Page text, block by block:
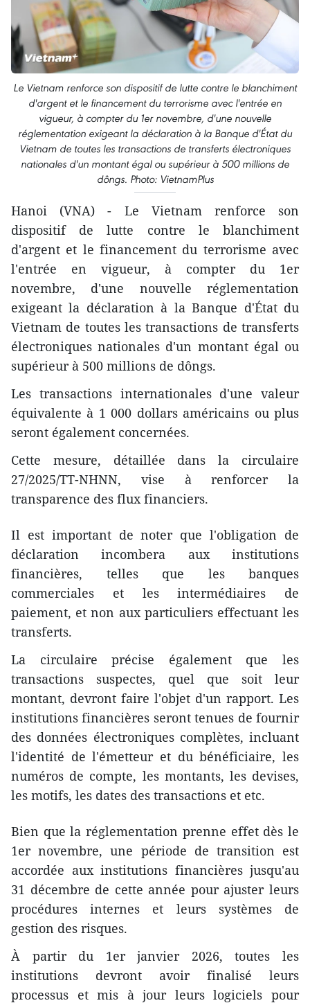
Le Vietnam renforce son dispositif de lutte contre le blanchiment
d'argent et le financement du terrorisme avec l'entrée en
vigueur, à compter du 1er novembre, d'une nouvelle
réglementation exigeant la déclaration à la Banque d'État du
Vietnam de toutes les transactions de transferts électroniques
nationales d'un montant égal ou supérieur à 500 millions de
dôngs. Photo: VietnamPlus
Hanoi (VNA) - Le Vietnam renforce son
dispositif de lutte contre le blanchiment
d'argent et le financement du terrorisme avec
l'entrée en vigueur, à compter du 1er
novembre, d'une nouvelle réglementation
exigeant la déclaration à la Banque d'État du
Vietnam de toutes les transactions de transferts
électroniques nationales d'un montant égal ou
supérieur à 500 millions de dôngs.
Les transactions internationales d'une valeur
équivalente à 1 000 dollars américains ou plus
seront également concernées.
Cette mesure, détaillée dans la circulaire
27/2025/TT-NHNN, vise à renforcer la
transparence des flux financiers.
Il est important de noter que l'obligation de
déclaration incombera aux institutions
financières, telles que les banques
commerciales et les intermédiaires de
paiement, et non aux particuliers effectuant les
transferts.
La circulaire précise également que les
transactions suspectes, quel que soit leur
montant, devront faire l'objet d'un rapport. Les
institutions financières seront tenues de fournir
des données électroniques complètes, incluant
l'identité de l'émetteur et du bénéficiaire, les
numéros de compte, les montants, les devises,
les motifs, les dates des transactions et etc.
Bien que la réglementation prenne effet dès le
1er novembre, une période de transition est
accordée aux institutions financières jusqu'au
31 décembre de cette année pour ajuster leurs
procédures internes et leurs systèmes de
gestion des risques.
À partir du 1er janvier 2026, toutes les
institutions devront avoir finalisé leurs
processus et mis à jour leurs logiciels pour